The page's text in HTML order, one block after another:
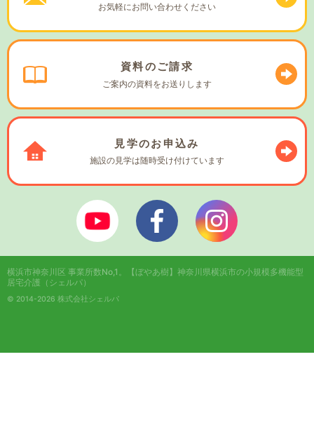
お気軽にお問い合わせください
資料のご請求
ご案内の資料をお送りします
見学のお申込み
施設の見学は随時受け付けています
ぼやあ樹Youtube シェルパフェイスブック
© 2014-2026 株式会社シェルパ
横浜市神奈川区 事業所数No,1。
【ぼやあ樹】神奈川県横浜市の小規模多機能型
居宅介護（シェルパ）